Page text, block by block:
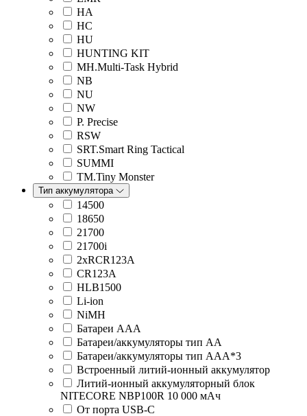
HA
HC
HU
HUNTING KIT
MH.Multi-Task Hybrid
NB
NU
NW
P. Precise
RSW
SRT.Smart Ring Tactical
SUMMI
TM.Tiny Monster
Тип аккумулятора
14500
18650
21700
21700i
2xRCR123A
CR123A
HLB1500
Li-ion
NiMH
Батареи ААА
Батареи/аккумуляторы тип AA
Батареи/аккумуляторы тип AAA*3
Встроенный литий-ионный аккумулятор
Литий-ионный аккумуляторный блок
NITECORE NBP100R 10 000 мАч
От порта USB-C